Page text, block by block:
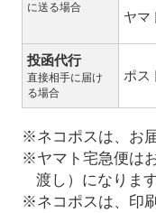
に送る場合
ヤマ
投函代行
直接相手に届け
る場合
ポス
※ネコポスは、お
※ヤマト宅急便は
渡し）になります
※ネコポスは、印